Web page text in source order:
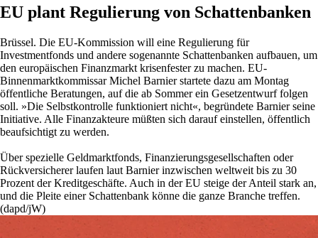
EU plant Regulierung von Schattenbanken
Brüssel. Die EU-Kommission will eine Regulierung für
Investmentfonds und andere sogenannte Schattenbanken aufbauen, um
den europäischen Finanzmarkt krisenfester zu machen. EU-
Binnenmarktkommissar Michel Barnier startete dazu am Montag
öffentliche Beratungen, auf die ab Sommer ein Gesetzentwurf folgen
soll. »Die Selbstkontrolle funktioniert nicht«, begründete Barnier seine
Initiative. Alle Finanzakteure müßten sich darauf einstellen, öffentlich
beaufsichtigt zu werden.
Über spezielle Geldmarktfonds, Finanzierungsgesellschaften oder
Rückversicherer laufen laut Barnier inzwischen weltweit bis zu 30
Prozent der Kreditgeschäfte. Auch in der EU steige der Anteil stark an,
und die Pleite einer Schattenbank könne die ganze Branche treffen.
(dapd/jW)